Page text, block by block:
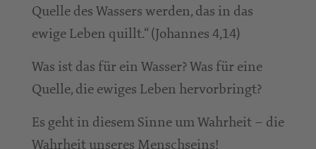
Quelle des Wassers werden, das in das
ewige Leben quillt.“ (Johannes 4,14)
Was ist das für ein Wasser? Was für eine
Quelle, die ewiges Leben hervorbringt?
Es geht in diesem Sinne um Wahrheit – die
Wahrheit unseres Menschseins!